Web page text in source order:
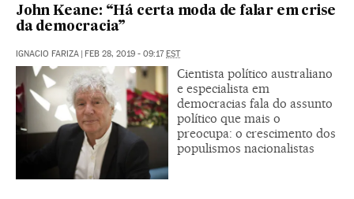
John Keane: “Há certa moda de falar em crise
da democracia”
IGNACIO FARIZA | FEB 28, 2019 - 09:17EST
Cientista político australiano
e especialista em
democracias fala do assunto
político que mais o
preocupa: o crescimento dos
populismos nacionalistas